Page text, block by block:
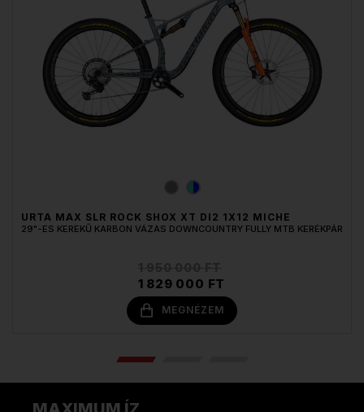
URTA MAX SLR ROCK SHOX XT DI2 1X12 MICHE
29"-ES KEREKŰ KARBON VÁZAS DOWNCOUNTRY FULLY MTB KERÉKPÁR
1 829 000 FT
MEGNÉZEM